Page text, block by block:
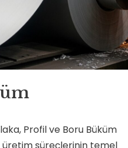
Profil ve Boru Büküm
üretim süreçlerinin temel